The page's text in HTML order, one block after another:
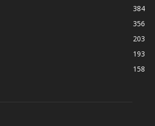
384
356
203
193
158